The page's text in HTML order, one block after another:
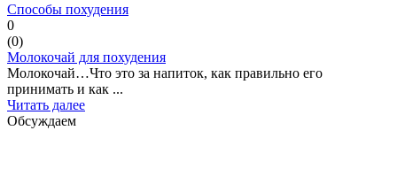
Способы похудения
0
(0)
Молокочай для похудения
Молокочай…Что это за напиток, как правильно его
принимать и как ...
Читать далее
Обсуждаем